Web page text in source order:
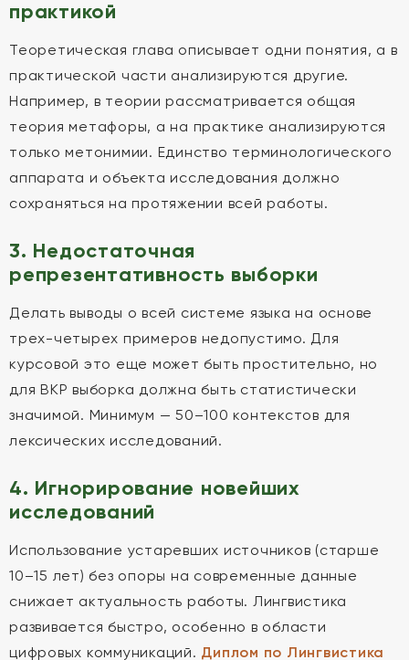
практикой
Теоретическая глава описывает одни понятия, а в
практической части анализируются другие.
Например, в теории рассматривается общая
теория метафоры, а на практике анализируются
только метонимии. Единство терминологического
аппарата и объекта исследования должно
сохраняться на протяжении всей работы.
3. Недостаточная
репрезентативность выборки
Делать выводы о всей системе языка на основе
трех-четырех примеров недопустимо. Для
курсовой это еще может быть простительно, но
для ВКР выборка должна быть статистически
значимой. Минимум — 50–100 контекстов для
лексических исследований.
4. Игнорирование новейших
исследований
Использование устаревших источников (старше
10–15 лет) без опоры на современные данные
снижает актуальность работы. Лингвистика
развивается быстро, особенно в области
цифровых коммуникаций. Диплом по Лингвистика